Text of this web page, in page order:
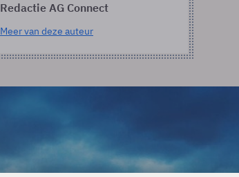
Redactie AG Connect
Meer van deze auteur